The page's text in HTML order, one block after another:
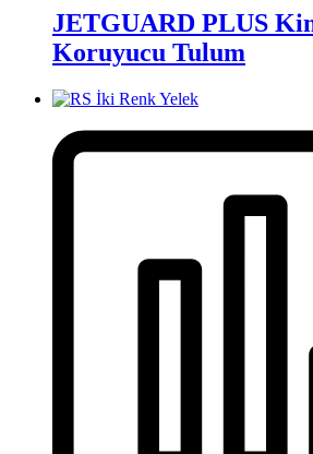
JETGUARD PLUS
Koruyucu Tulum